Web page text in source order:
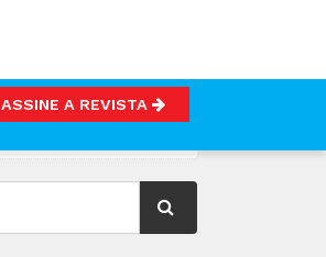
ASSINE A REVISTA